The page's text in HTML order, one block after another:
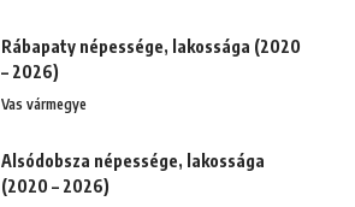
Rábapaty népessége, lakossága (2020
– 2026)
Vas vármegye
Alsódobsza népessége, lakossága
(2020 – 2026)